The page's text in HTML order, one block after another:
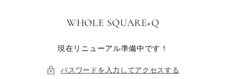
WHOLE SQUARE+Q
現在リニューアル準備中です！
パスワードを入力してアクセスする